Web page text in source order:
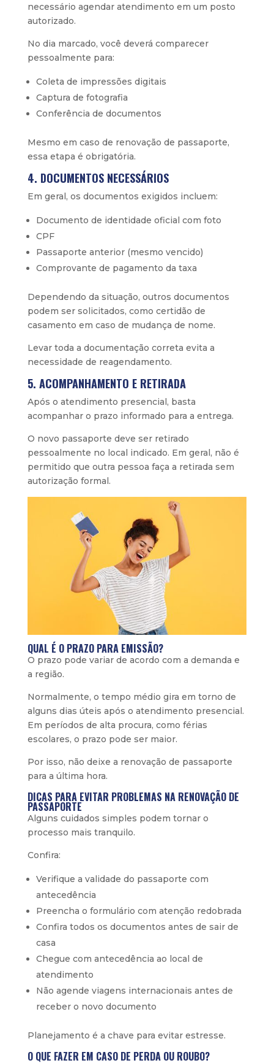
necessário agendar atendimento em um posto
autorizado.
No dia marcado, você deverá comparecer
pessoalmente para:
Coleta de impressões digitais
Captura de fotografia
Conferência de documentos
Mesmo em caso de renovação de passaporte,
essa etapa é obrigatória.
4. DOCUMENTOS NECESSÁRIOS
Em geral, os documentos exigidos incluem:
Documento de identidade oficial com foto
CPF
Passaporte anterior (mesmo vencido)
Comprovante de pagamento da taxa
Dependendo da situação, outros documentos
podem ser solicitados, como certidão de
casamento em caso de mudança de nome.
Levar toda a documentação correta evita a
necessidade de reagendamento.
5. ACOMPANHAMENTO E RETIRADA
Após o atendimento presencial, basta
acompanhar o prazo informado para a entrega.
O novo passaporte deve ser retirado
pessoalmente no local indicado. Em geral, não é
permitido que outra pessoa faça a retirada sem
autorização formal.
QUAL É O PRAZO PARA EMISSÃO?
O prazo pode variar de acordo com a demanda e
a região.
Normalmente, o tempo médio gira em torno de
alguns dias úteis após o atendimento presencial.
Em períodos de alta procura, como férias
escolares, o prazo pode ser maior.
Por isso, não deixe a renovação de passaporte
para a última hora.
DICAS PARA EVITAR PROBLEMAS NA RENOVAÇÃO DE
PASSAPORTE
Alguns cuidados simples podem tornar o
processo mais tranquilo.
Confira:
Verifique a validade do passaporte com
antecedência
Preencha o formulário com atenção redobrada
Confira todos os documentos antes de sair de
casa
Chegue com antecedência ao local de
atendimento
Não agende viagens internacionais antes de
receber o novo documento
Planejamento é a chave para evitar estresse.
O QUE FAZER EM CASO DE PERDA OU ROUBO?